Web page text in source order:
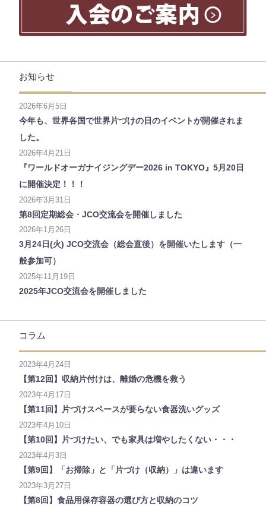
お知らせ
2026年6月5日
今年も、世界各国で世界片づけの日のイベントが開催されま
した。
2026年4月21日
『ワールドオーガナイジングデー2026 in TOKYO』5月20日
に開催決定！！！
2026年3月31日
第8回定期総会・JCO交流会を開催しました
2026年1月26日
3月24日(火) JCO交流会（総会直後）を開催いたします（一
般参加可）
2025年11月19日
2025年JCO交流会を開催しました
コラム
2023年4月24日
【第12回】収納片付けは、離婚の危機を救う
2023年4月17日
【第11回】片づけスペースが要らない食器洗いグッズ
2023年4月10日
【第10回】片づけたい、でも家具は増やしたくない・・・
2023年4月3日
【第9回】「お掃除」と「片づけ（収納）」は違います
2023年3月27日
【第8回】食品用保存容器の選び方と収納のコツ